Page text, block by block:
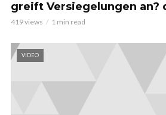
greift Versiegelungen an?
419 views 1 min read
VIDEO